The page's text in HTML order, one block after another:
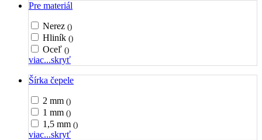
Pre materiál
Nerez ()
Hliník ()
Oceľ ()
viac...skryť
Šírka čepele
2 mm ()
1 mm ()
1,5 mm ()
viac...skryť